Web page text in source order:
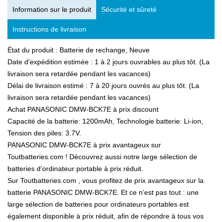
Information sur le produit Sécurité et sûreté
Instructions de livraison
État du produit : Batterie de rechange, Neuve
Date d'expédition estimée : 1 à 2 jours ouvrables au plus tôt. (La
livraison sera retardée pendant les vacances)
Délai de livraison estimé : 7 à 20 jours ouvrés au plus tôt. (La
livraison sera retardée pendant les vacances)
Achat PANASONIC DMW-BCK7E à prix discount
Capacité de la batterie: 1200mAh, Technologie batterie: Li-ion,
Tension des piles: 3.7V.
PANASONIC DMW-BCK7E à prix avantageux sur
Toutbatteries.com ! Découvrez aussi notre large sélection de
batteries d’ordinateur portable à prix réduit.
Sur Toutbatteries.com , vous profitez de prix avantageux sur la
batterie PANASONIC DMW-BCK7E. Et ce n’est pas tout : une
large sélection de batteries pour ordinateurs portables est
également disponible à prix réduit, afin de répondre à tous vos